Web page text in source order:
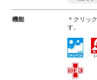
機能
＊クリッ
す。